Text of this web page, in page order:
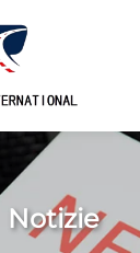
Notizie